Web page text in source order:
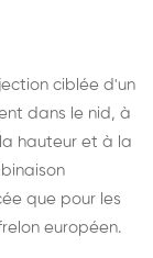
ciblée d'un
dans le nid, à
hauteur et à la
que pour les
européen.